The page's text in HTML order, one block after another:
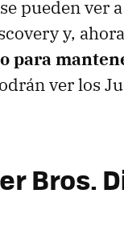
pueden ver
y,
para
ver los
Bros.